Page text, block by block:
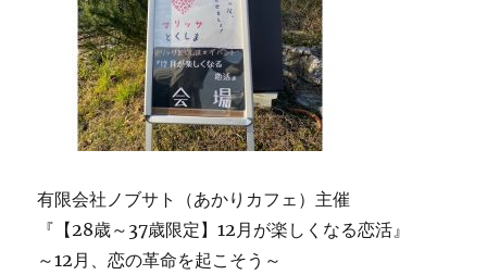
有限会社ノブサト（あかりカフェ）主催
『【28歳～37歳限定】12月が楽しくなる恋活』
～12月、恋の革命を起こそう～